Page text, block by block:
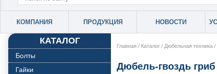
КОМПАНИЯ ПРОДУКЦИЯ НОВОСТИ
КАТАЛОГ
Болты
Гайки
Главная / Каталог / Дюбельная техника /
Дюбель-гвоздь гриб